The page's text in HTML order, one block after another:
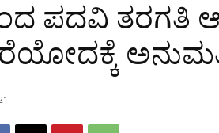
ಪದವಿ ತರಗತಿ